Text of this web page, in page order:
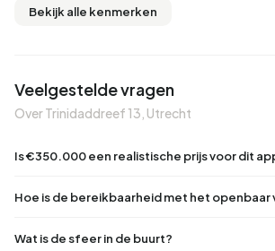
Bekijk alle kenmerken
Veelgestelde vragen
Over Trinidaddreef 13, Utrecht
Is €350.000 een realistische prijs voor dit
Hoe is de bereikbaarheid met het openbaar
Wat is de sfeer in de buurt?